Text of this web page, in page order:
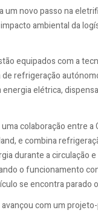
um novo passo na
ambiental da
equipados com a
refrigeração
elétrica,
colaboração entre a
e combina
durante a circulação
o funcionamento
se encontra parado
com um